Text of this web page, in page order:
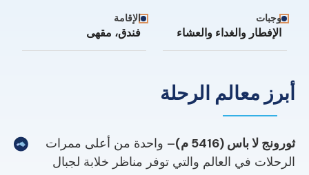
وجبات
الإفطار والغداء والعشاء
الإقامة
فندق، مقهى
أبرز معالم الرحلة
ثورونج لا باس (5416 م)
– واحدة من أعلى ممرات
الرحلات في العالم والتي توفر مناظر خلابة لجبال